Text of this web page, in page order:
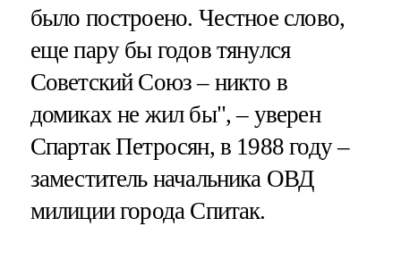
было построено. Честное слово,
еще пару бы годов тянулся
Советский Союз – никто в
домиках не жил бы", – уверен
Спартак Петросян, в 1988 году –
заместитель начальника ОВД
милиции города Спитак.